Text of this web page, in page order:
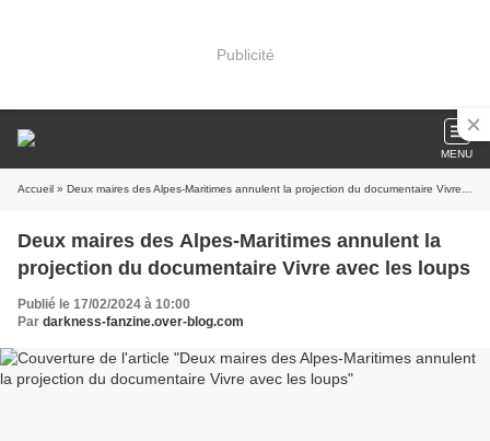
Publicité
MENU
Accueil » Deux maires des Alpes-Maritimes annulent la projection du documentaire Vivre avec les loups
Deux maires des Alpes-Maritimes annulent la
projection du documentaire Vivre avec les loups
Publié le 17/02/2024 à 10:00
Par darkness-fanzine.over-blog.com